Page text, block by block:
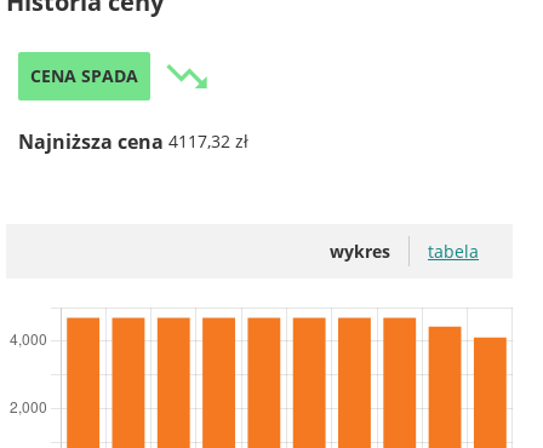
CENA SPADA trending_down
Najniższa cena 4117,32 zł
wykres tabela